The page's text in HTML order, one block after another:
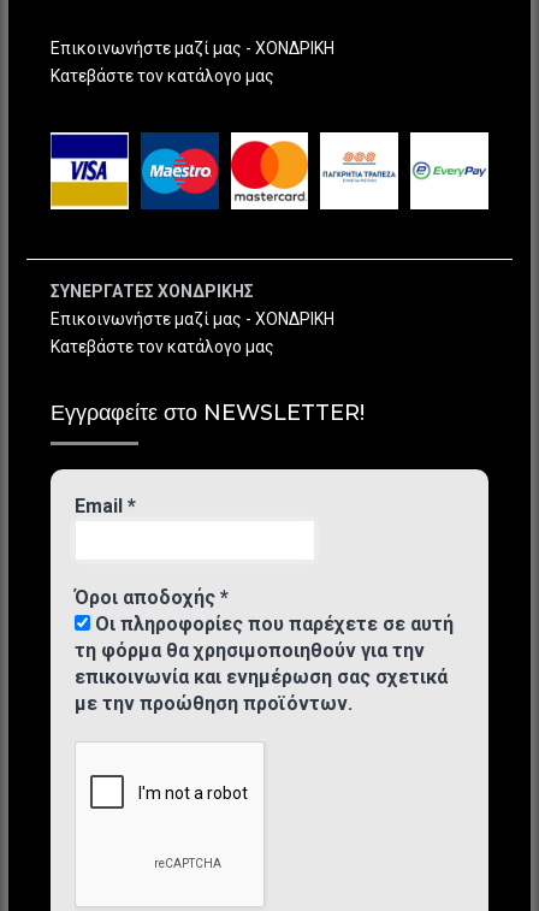
Επικοινωνήστε μαζί μας - ΧΟΝΔΡΙΚΗ
Κατεβάστε τον κατάλογο μας
ΣΥΝΕΡΓΑΤΕΣ ΧΟΝΔΡΙΚΗΣ
Επικοινωνήστε μαζί μας - ΧΟΝΔΡΙΚΗ
Κατεβάστε τον κατάλογο μας
Εγγραφείτε στο NEWSLETTER!
Email *
Όροι αποδοχής *
Οι πληροφορίες που παρέχετε σε αυτή
τη φόρμα θα χρησιμοποιηθούν για την
επικοινωνία και ενημέρωση σας σχετικά
με την προώθηση προϊόντων.